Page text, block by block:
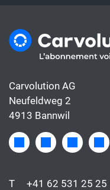
Carvolution AG
Neufeldweg 2
4913 Bannwil
T +41 62 531 25 25